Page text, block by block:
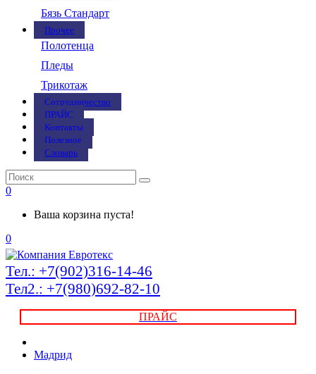
Бязь Стандарт
Прочее
Полотенца
Пледы
Трикотаж
Сотрудничество
ПРАЙС
Контакты
Полезное
Словарь
0
Ваша корзина пуста!
0
Тел.: +7(902)316-14-46
Тел2.: +7(980)692-82-10
ПРАЙС
Мадрид